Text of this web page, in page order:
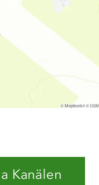
Kanälen